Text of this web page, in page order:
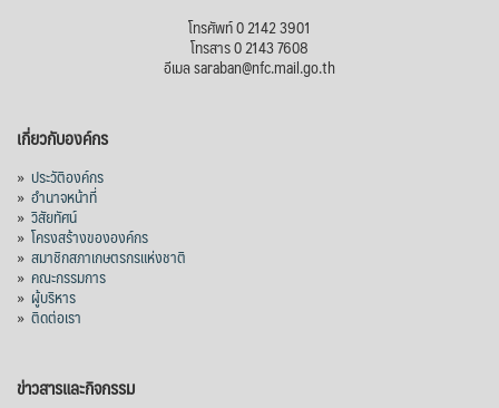
โทรศัพท์ 0 2142 3901
โทรสาร 0 2143 7608
อีเมล saraban@nfc.mail.go.th
เกี่ยวกับองค์กร
» ประวัติองค์กร
» อำนาจหน้าที่
» วิสัยทัศน์
» โครงสร้างขององค์กร
» สมาชิกสภาเกษตรกรแห่งชาติ
» คณะกรรมการ
» ผู้บริหาร
» ติดต่อเรา
ข่าวสารและกิจกรรม